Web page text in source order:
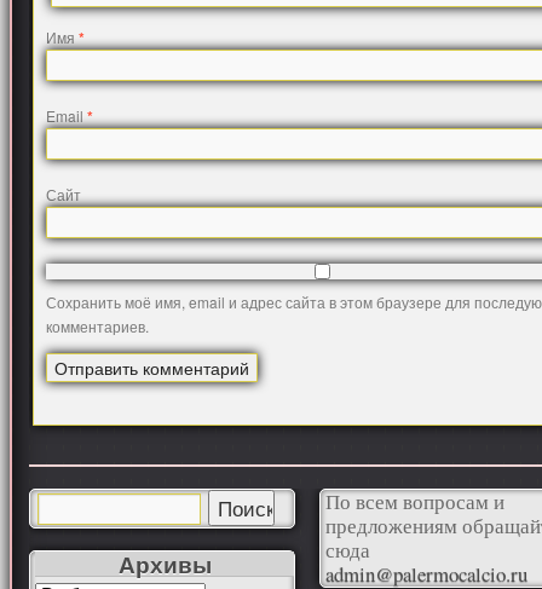
Имя*
Email*
Сайт
Сохранить моё имя, email и адрес сайта в этом браузере для
комментариев.
Архивы
По всем вопросам и
предложениям
сюда
admin@palermocalcio.ru